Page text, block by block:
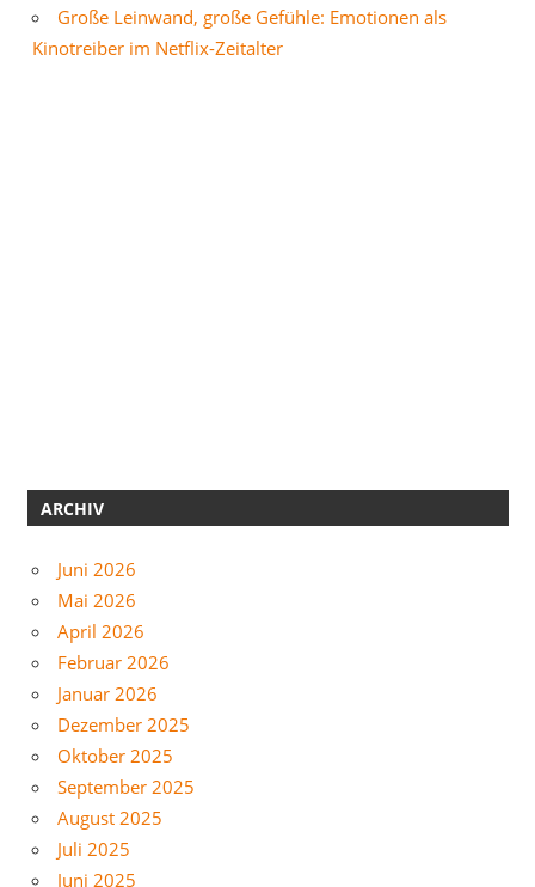
Große Leinwand, große Gefühle: Emotionen als
Kinotreiber im Netflix-Zeitalter
ARCHIV
Juni 2026
Mai 2026
April 2026
Februar 2026
Januar 2026
Dezember 2025
Oktober 2025
September 2025
August 2025
Juli 2025
Juni 2025